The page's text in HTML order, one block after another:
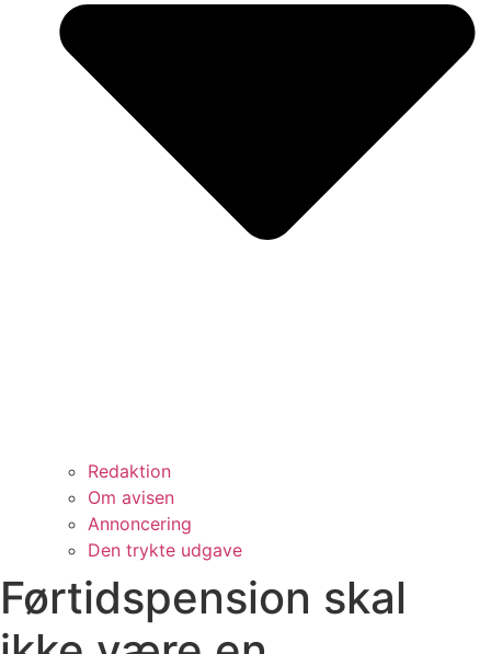
Redaktion
Om avisen
Annoncering
Den trykte udgave
Førtidspension skal